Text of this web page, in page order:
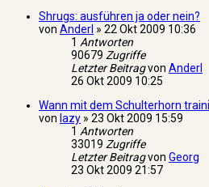
Shrugs: ausführen ja oder nein?
von Anderl » 22 Okt 2009 10:36
1 Antworten
90679 Zugriffe
Letzter Beitragvon Anderl
26 Okt 2009 10:25
Wann mit dem Schulterhorn
von lazy » 23 Okt 2009 15:59
1 Antworten
33019 Zugriffe
Letzter Beitragvon Georg
23 Okt 2009 21:57